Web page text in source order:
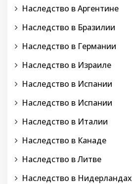
Наследство в Аргентине
Наследство в Бразилии
Наследство в Германии
Наследство в Израиле
Наследство в Испании
Наследство в Испании
Наследство в Италии
Наследство в Канаде
Наследство в Литве
Наследство в Нидерландах